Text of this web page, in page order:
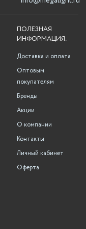
ПОЛЕЗНАЯ
ИНФОРМАЦИЯ:
Доставка и оплата
Оптовым
покупателям
Бренды
Акции
О компании
Контакты
Личный кабинет
Оферта